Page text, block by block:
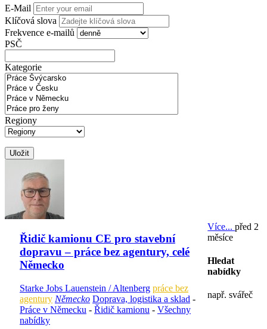
E-Mail
Klíčová slova
Frekvence e-mailů
PSČ
Kategorie
Regiony
Uložit
Řidič kamionu CE pro stavební
dopravu – práce bez agentury, celé
Německo
Starke Jobs Lauenstein / Altenberg práce bez
agentury Německo Doprava, logistika a sklad -
Práce v Německu - Řidič kamionu - Všechny
nabídky
Více...před 2
měsíce
Hledat
nabídky
např. svářeč